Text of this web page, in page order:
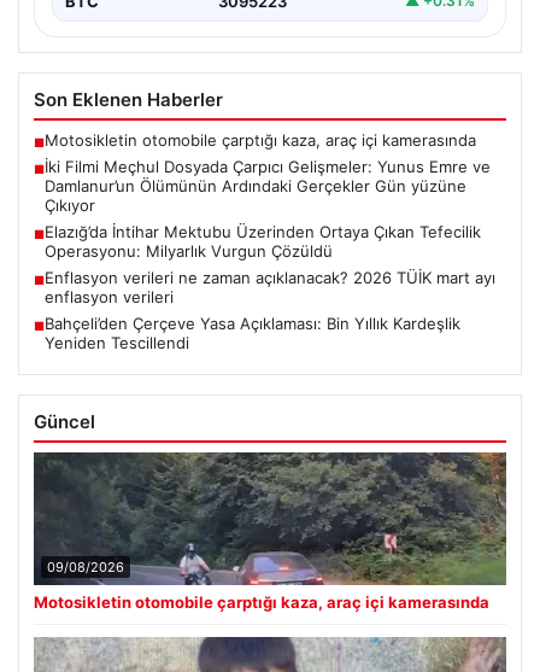
Son Eklenen Haberler
■Motosikletin otomobile çarptığı kaza, araç içi kamerasında
■İki Filmi Meçhul Dosyada Çarpıcı Gelişmeler: Yunus Emre ve
Damlanur’un Ölümünün Ardındaki Gerçekler Gün yüzüne
Çıkıyor
■Elazığ’da İntihar Mektubu Üzerinden Ortaya Çıkan Tefecilik
Operasyonu: Milyarlık Vurgun Çözüldü
■Enflasyon verileri ne zaman açıklanacak? 2026 TÜİK mart ayı
enflasyon verileri
■Bahçeli’den Çerçeve Yasa Açıklaması: Bin Yıllık Kardeşlik
Yeniden Tescillendi
Güncel
09/08/2026
Motosikletin otomobile çarptığı kaza, araç içi kamerasında